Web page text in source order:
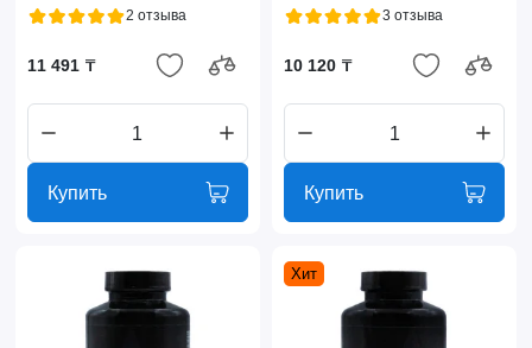
2 отзыва
11 491 ₸
Купить
3 отзыва
10 120 ₸
Купить
Хит